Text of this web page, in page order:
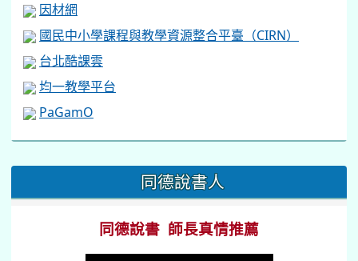
因材網
國民中小學課程與教學資源整合平臺（CIRN）
台北酷課雲
均一教學平台
PaGamO
::: 同德說書人
同德說書 師長真情推薦